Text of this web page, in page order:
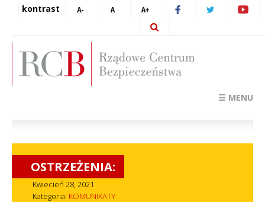
kontrast
☰ MENU
OSTRZEŻENIA:
Kwiecień 28, 2021
Kategoria: KOMUNIKATY